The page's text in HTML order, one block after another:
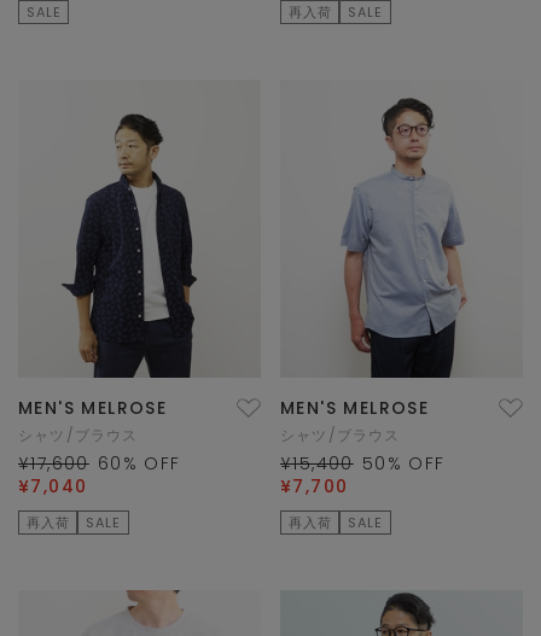
SALE 再入荷 SALE
MEN'S MELROSE
シャツ/ブラウス
¥17,600 60 % OFF
¥7,040
再入荷 SALE
MEN'S MELROSE
シャツ/ブラウス
¥15,400 50 % OFF
¥7,700
再入荷 SALE